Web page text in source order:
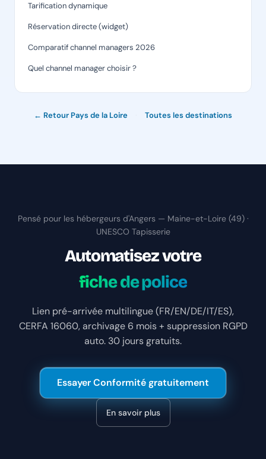
Tarification dynamique
Réservation directe (widget)
Comparatif channel managers 2026
Quel channel manager choisir ?
← Retour Pays de la Loire Toutes les destinations
Pensé pour les hébergeurs d'Angers — Maine-et-Loire (49) ·
UNESCO Tapisserie
Automatisez votre
fiche de police
Lien pré-arrivée multilingue (FR/EN/DE/IT/ES),
CERFA 16060, archivage 6 mois + suppression RGPD
auto. 30 jours gratuits.
Essayer Conformité gratuitement
En savoir plus